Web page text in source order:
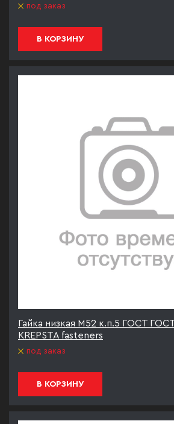
под заказ
В КОРЗИНУ
Гайка низкая М52 к.п.5 ГОСТ
KREPSTA fasteners
под заказ
В КОРЗИНУ